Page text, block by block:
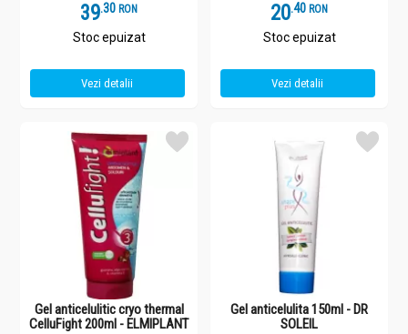
39.3 RON
Stoc epuizat
Vezi detalii
20.4 RON
Stoc epuizat
Vezi detalii
Gel anticelulitic cryo thermal
CelluFight 200ml - ELMIPLANT
Gel anticelulita 150ml - DR
SOLEIL